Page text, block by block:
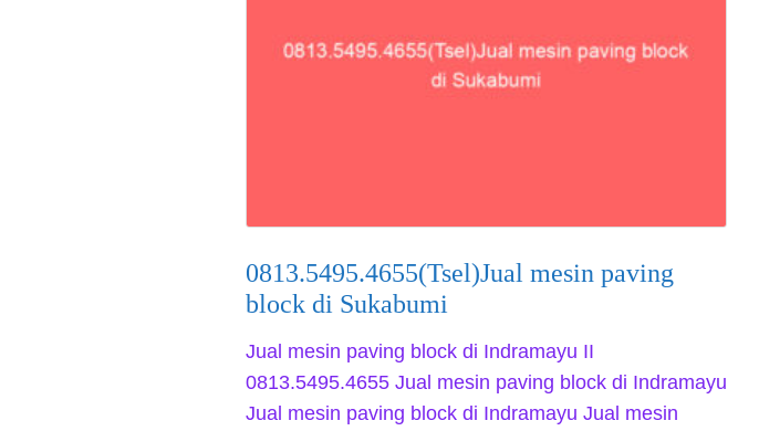
0813.5495.4655(Tsel)Jual mesin paving
block di Sukabumi
Jual mesin paving block di Indramayu II
0813.5495.4655 Jual mesin paving block di Indramayu
Jual mesin paving block di Indramayu Jual mesin